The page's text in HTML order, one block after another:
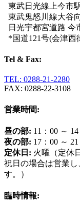
東武日光線上今市
東武鬼怒川線大谷
日光宇都宮道路 今
*国道121号(会津西
Tel & Fax:
TEL: 0288-21-2280
FAX: 0288-22-3108
営業時間:
昼の部: 11：00 ～
夜の部: 17：00 ～
定休日: 火曜（定休
祝日の場合は営業
す。）
臨時情報: